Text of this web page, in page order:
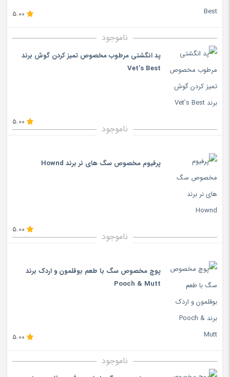
ناموجود
5.00
پد انگشتی مرطوب مخصوص تمیز کردن گوش برند
Vet’s Best
ناموجود
5.00
پرفیوم مخصوص سگ های نر برند Hownd
ناموجود
5.00
پوچ مخصوص سگ با طعم بوقلمون و اردک برند
Pooch & Mutt
ناموجود
5.00